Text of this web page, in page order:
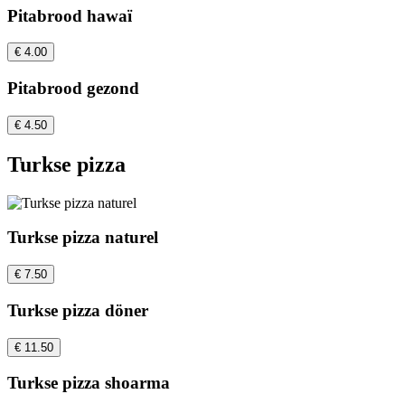
Pitabrood hawaï
€ 4.00
Pitabrood gezond
€ 4.50
Turkse pizza
Turkse pizza naturel
€ 7.50
Turkse pizza döner
€ 11.50
Turkse pizza shoarma